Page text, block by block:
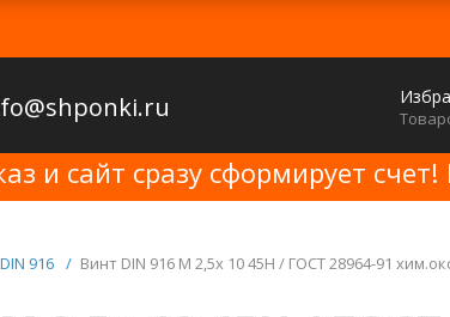
и сайт сразу сформирует
DIN 916 / Винт DIN 916 M 2,5x 10 45H / ГОСТ 28964-91